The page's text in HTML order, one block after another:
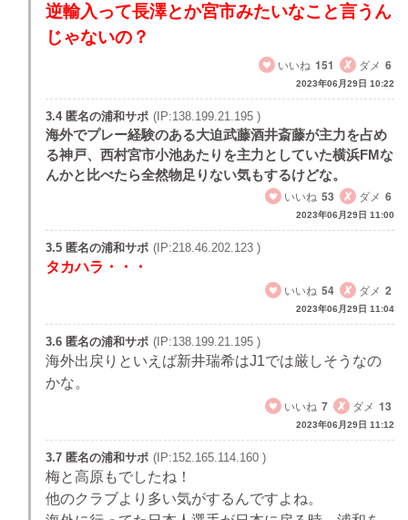
逆輸入って長澤とか宮市みたいなこと言うん
じゃないの？
いいね 151 ダメ 6
2023年06月29日 10:22
3.4 匿名の浦和サポ (IP:138.199.21.195 )
海外でプレー経験のある大迫武藤酒井斎藤が主力を占め
る神戸、西村宮市小池あたりを主力としていた横浜FMな
んかと比べたら全然物足りない気もするけどな。
いいね 53 ダメ 6
2023年06月29日 11:00
3.5 匿名の浦和サポ (IP:218.46.202.123 )
タカハラ・・・
いいね 54 ダメ 2
2023年06月29日 11:04
3.6 匿名の浦和サポ (IP:138.199.21.195 )
海外出戻りといえば新井瑞希はJ1では厳しそうなの
かな。
いいね 7 ダメ 13
2023年06月29日 11:12
3.7 匿名の浦和サポ (IP:152.165.114.160 )
梅と高原もでしたね！
他のクラブより多い気がするんですよね。